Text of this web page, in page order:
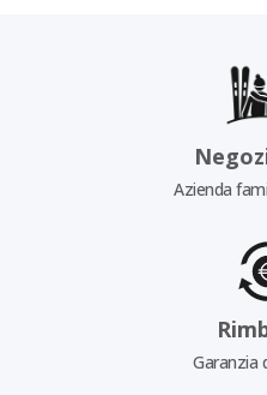
Azienda
Garanzia